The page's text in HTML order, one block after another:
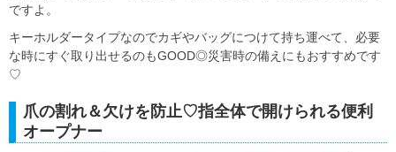
ですよ。
キーホルダータイプなのでカギやバッグにつけて持ち運べて、必要
な時にすぐ取り出せるのもGOOD◎災害時の備えにもおすすめです
♡
爪の割れ＆欠けを防止♡指全体で開けられる便利
オープナー